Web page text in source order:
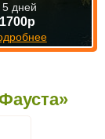
дней